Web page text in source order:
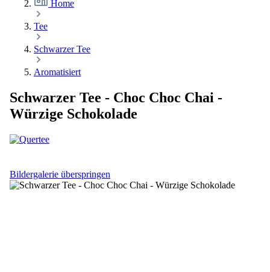
Home
Tee
Schwarzer Tee
Aromatisiert
Schwarzer Tee - Choc Choc Chai -
Würzige Schokolade
Bildergalerie überspringen